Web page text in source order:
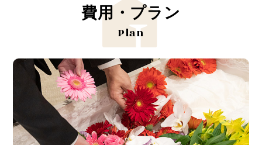
費用・プラン
Plan